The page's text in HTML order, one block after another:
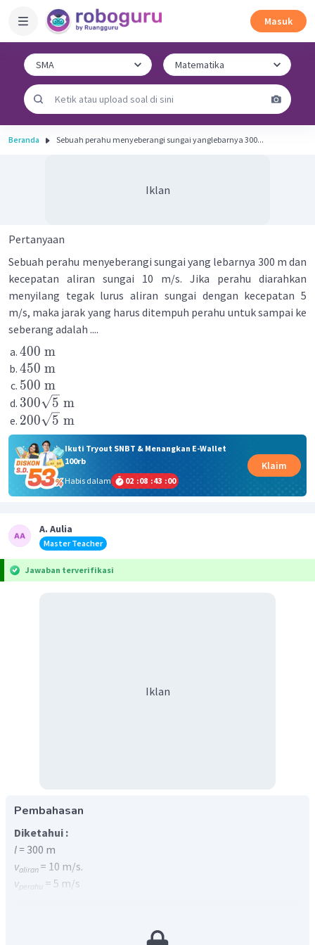
Masuk
Beranda Sebuah perahu menyeberangi sungai yanglebarnya 300...
Iklan
Pertanyaan
Sebuah perahu menyeberangi sungai yang lebarnya 300 m dan
kecepatan aliran sungai 10 m/s. Jika perahu diarahkan
menyilang tegak lurus aliran sungai dengan kecepatan 5
m/s, maka jarak yang harus ditempuh perahu untuk sampai ke
seberang adalah ....
400 m
450 m
500 m
300
5 m
200
5 m
Ikuti Tryout SNBT & Menangkan E-Wallet
100rb
Habis dalam
02 :08 :43 :00
Klaim
A. Aulia
Master Teacher
Jawaban terverifikasi
Iklan
Pembahasan
Diketahui :
l = 300 m
valiran = 10 m/s.
vperahu = 5 m/s